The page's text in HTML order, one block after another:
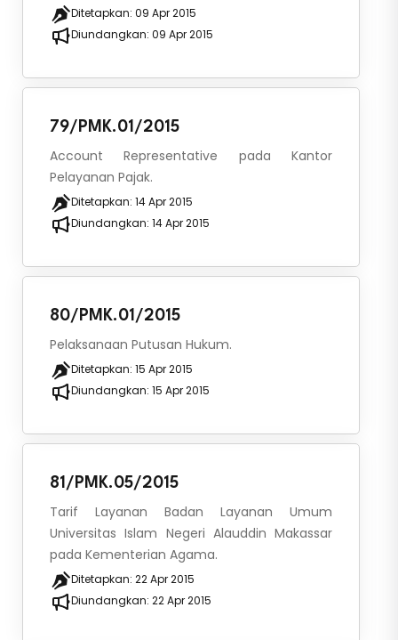
Ditetapkan: 09 Apr 2015
Diundangkan: 09 Apr 2015
79/PMK.01/2015
Account Representative pada Kantor
Pelayanan Pajak.
Ditetapkan: 14 Apr 2015
Diundangkan: 14 Apr 2015
80/PMK.01/2015
Pelaksanaan Putusan Hukum.
Ditetapkan: 15 Apr 2015
Diundangkan: 15 Apr 2015
81/PMK.05/2015
Tarif Layanan Badan Layanan Umum
Universitas Islam Negeri Alauddin Makassar
pada Kementerian Agama.
Ditetapkan: 22 Apr 2015
Diundangkan: 22 Apr 2015